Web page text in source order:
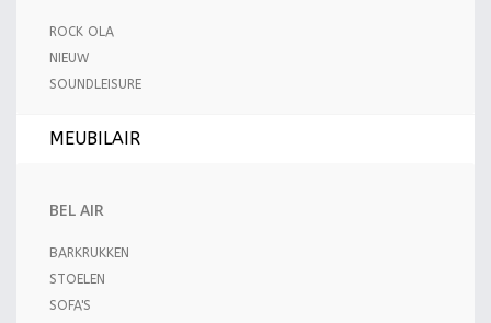
ROCK OLA
NIEUW
SOUNDLEISURE
MEUBILAIR
BEL AIR
BARKRUKKEN
STOELEN
SOFA'S